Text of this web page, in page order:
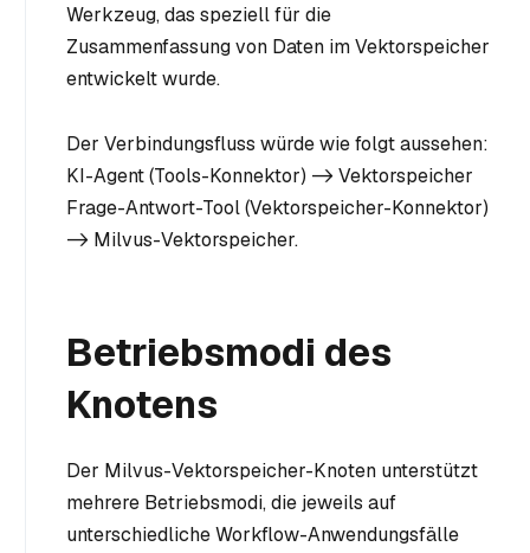
Werkzeug, das speziell für die
Zusammenfassung von Daten im Vektorspeicher
entwickelt wurde.
Der Verbindungsfluss würde wie folgt aussehen:
KI-Agent (Tools-Konnektor) -> Vektorspeicher
Frage-Antwort-Tool (Vektorspeicher-Konnektor)
-> Milvus-Vektorspeicher.
Betriebsmodi des
Knotens
Der Milvus-Vektorspeicher-Knoten unterstützt
mehrere Betriebsmodi, die jeweils auf
unterschiedliche Workflow-Anwendungsfälle